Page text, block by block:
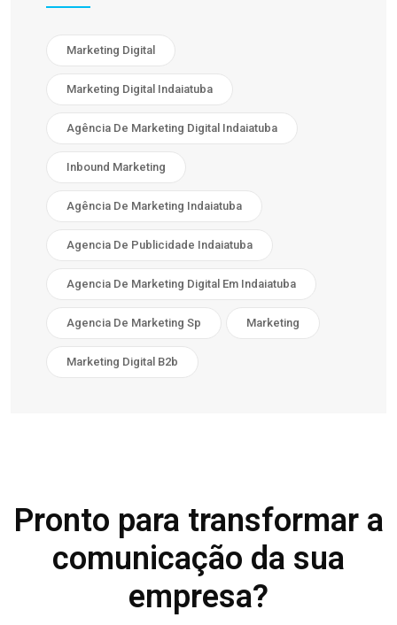
Marketing Digital
Marketing Digital Indaiatuba
Agência De Marketing Digital Indaiatuba
Inbound Marketing
Agência De Marketing Indaiatuba
Agencia De Publicidade Indaiatuba
Agencia De Marketing Digital Em Indaiatuba
Agencia De Marketing Sp Marketing
Marketing Digital B2b
Pronto para transformar a
comunicação da sua
empresa?